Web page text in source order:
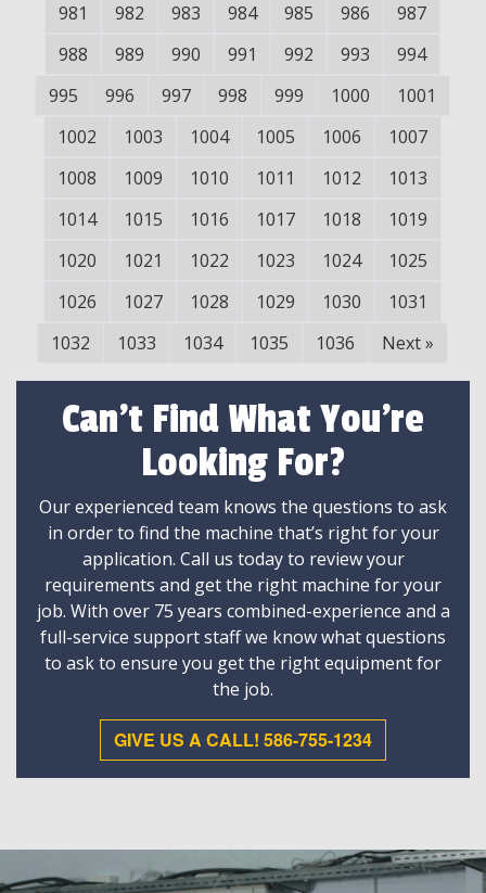
981
982 983 984 985 986
987
988
989 990 991 992 993
994
995
996 997 998 999 1000
1001
1002
1003 1004 1005 1006
1007
1008
1009 1010 1011 1012
1013
1014
1015 1016 1017 1018
1019
1020
1021 1022 1023 1024
1025
1026
1027 1028 1029 1030
1031
1032
1033 1034 1035 1036 Next»
Can't Find What You're
Looking For?
Our experienced team knows the questions to ask
in order to find the machine that’s right for your
application. Call us today to review your
requirements and get the right machine for your
job. With over 75 years combined-experience and a
full-service support staff we know what questions
to ask to ensure you get the right equipment for
the job.
GIVE US A CALL! 586-755-1234